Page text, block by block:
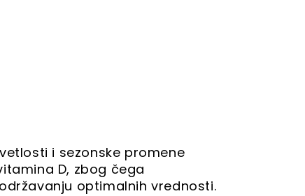
i sezonske promene
D, zbog čega
optimalnih vrednosti.